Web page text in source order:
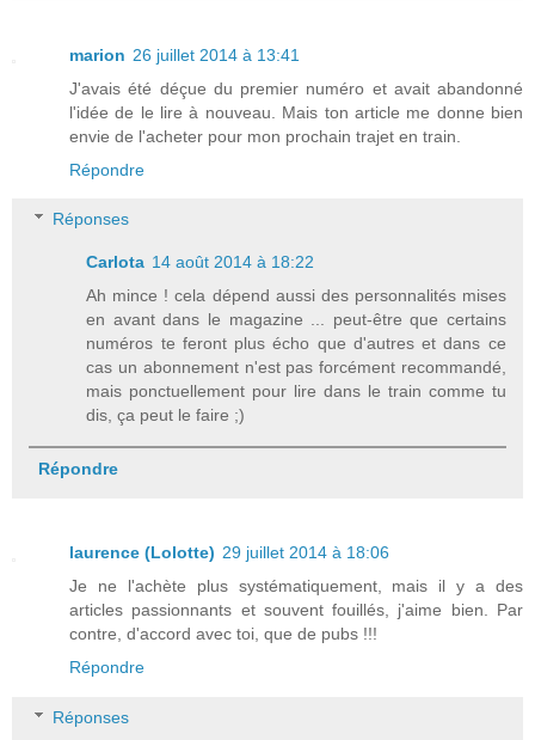
marion 26 juillet 2014 à 13:41
J'avais été déçue du premier numéro et avait abandonné
l'idée de le lire à nouveau. Mais ton article me donne bien
envie de l'acheter pour mon prochain trajet en train.
Répondre
Réponses
Carlota 14 août 2014 à 18:22
Ah mince ! cela dépend aussi des personnalités mises
en avant dans le magazine ... peut-être que certains
numéros te feront plus écho que d'autres et dans ce
cas un abonnement n'est pas forcément recommandé,
mais ponctuellement pour lire dans le train comme tu
dis, ça peut le faire ;)
Répondre
laurence (Lolotte) 29 juillet 2014 à 18:06
Je ne l'achète plus systématiquement, mais il y a des
articles passionnants et souvent fouillés, j'aime bien. Par
contre, d'accord avec toi, que de pubs !!!
Répondre
Réponses